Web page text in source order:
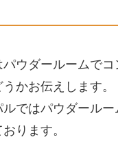
ウダールームでコ
かお伝えします。
ではパウダールー
ります。